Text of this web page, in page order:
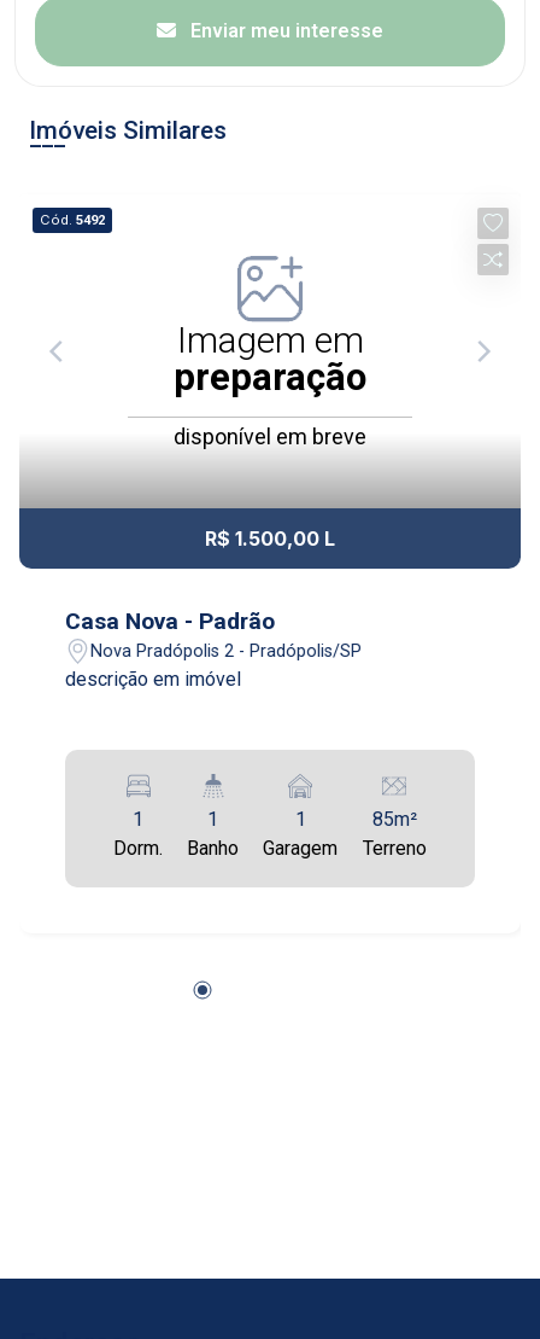
Enviar meu interesse
Imóveis Similares
Cód.5492
Imagem em
preparação
disponível em breve
R$ 1.500,00 L
Casa Nova - Padrão
Nova Pradópolis 2 - Pradópolis/SP
descrição em imóvel
1
Dorm.
1
Banho
1
Garagem
85m²
Terreno